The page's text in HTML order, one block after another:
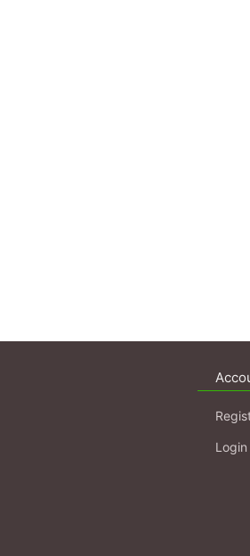
Login